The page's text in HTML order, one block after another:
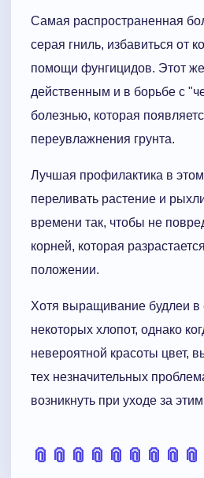
Самая распространенная
серая гниль, избавиться от
помощи фунгицидов. Этот же
действенным и в борьбе с
болезнью, которая
переувлажнения грунта.
Лучшая профилактика в
переливать растение и
времени так, чтобы не
корней, которая
положении.
Хотя выращивание будлеи в
некоторых хлопот, однако
невероятной красоты цвет,
тех незначительных
возникнуть при уходе за
📎 📎 📎 📎 📎 📎 📎 📎 📎